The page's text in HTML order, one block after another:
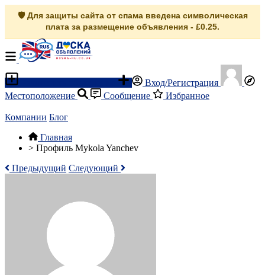
🛡️ Для защиты сайта от спама введена символическая
плата за размещение объявления - £0.25.
Вход/Регистрация
Местоположение
Сообщение Избранное
Компании Блог
Главная
> Профиль Mykola Yanchev
Предыдущий Следующий